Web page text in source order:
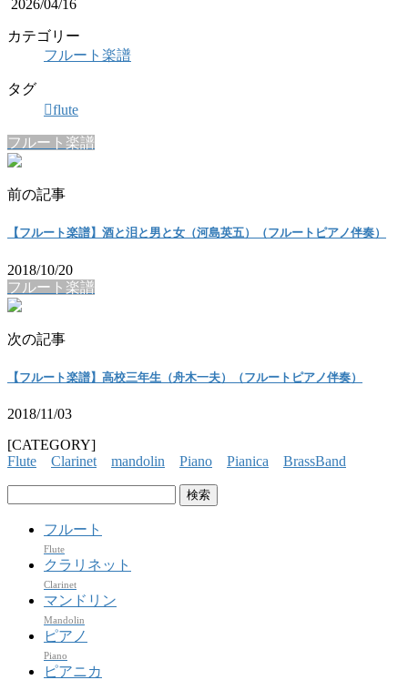
2026/04/16
カテゴリー
フルート楽譜
タグ
flute
フルート楽譜
前の記事
【フルート楽譜】酒と泪と男と女（河島英五）（フルートピアノ伴奏）
2018/10/20
フルート楽譜
次の記事
【フルート楽譜】高校三年生（舟木一夫）（フルートピアノ伴奏）
2018/11/03
[CATEGORY]
Flute
Clarinet mandolin Piano Pianica
BrassBand
フルート
Flute
クラリネット
Clarinet
マンドリン
Mandolin
ピアノ
Piano
ピアニカ